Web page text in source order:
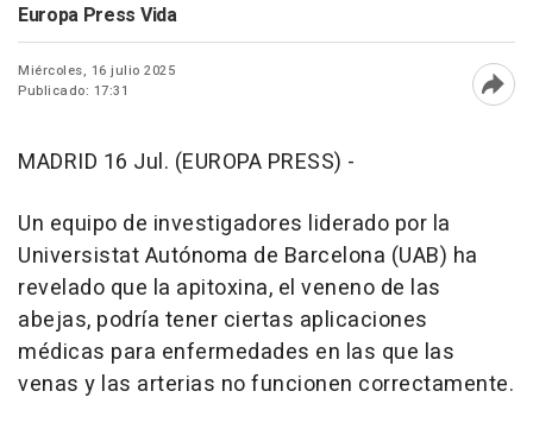
Europa Press Vida
Miércoles, 16 julio 2025
Publicado: 17:31
MADRID 16 Jul. (EUROPA PRESS) -
Un equipo de investigadores liderado por la
Universistat Autónoma de Barcelona (UAB) ha
revelado que la apitoxina, el veneno de las
abejas, podría tener ciertas aplicaciones
médicas para enfermedades en las que las
venas y las arterias no funcionen correctamente.